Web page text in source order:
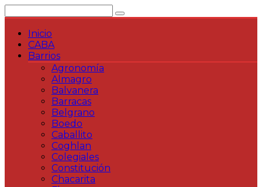
al
contenidoInicio
CABA
Barrios
Agronomía
Almagro
Balvanera
Barracas
Belgrano
Boedo
Caballito
Coghlan
Colegiales
Constitución
Chacarita